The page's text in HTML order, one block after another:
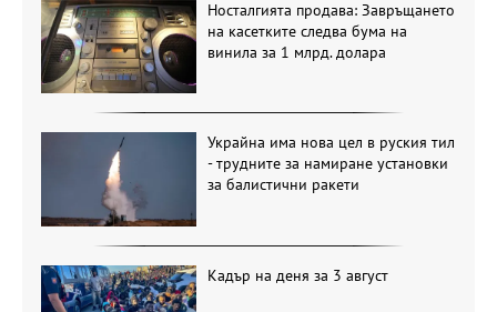
Носталгията продава: Завръщането
на касетките следва бума на
винила за 1 млрд. долара
Украйна има нова цел в руския тил
- трудните за намиране установки
за балистични ракети
Кадър на деня за 3 август